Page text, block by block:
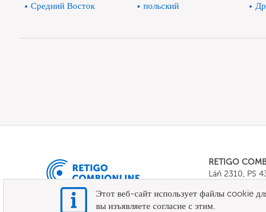
Средний Восток
польский
RETIGO
Láň 2310, PS
E-mail:
Этот веб-сайт использует файлы cookie
вы изъявляете согласие с этим.